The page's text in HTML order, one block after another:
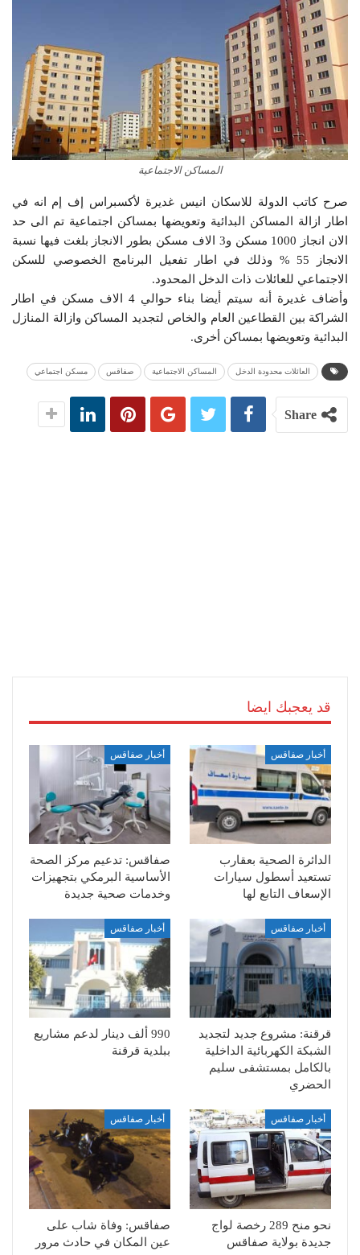
المساكن الاجتماعية
صرح كاتب الدولة للاسكان انيس غديرة لأكسبراس إف إم انه في
اطار ازالة المساكن البدائية وتعويضها بمساكن اجتماعية تم الى حد
الان انجاز 1000 مسكن و3 الاف مسكن بطور الانجاز بلغت فيها نسبة
الانجاز 55 % وذلك في اطار تفعيل البرنامج الخصوصي للسكن
الاجتماعي للعائلات ذات الدخل المحدود.
وأضاف غديرة أنه سيتم أيضا بناء حوالي 4 الاف مسكن في اطار
الشراكة بين القطاعين العام والخاص لتجديد المساكن وازالة المنازل
البدائية وتعويضها بمساكن أخرى.
العائلات محدودة الدخل المساكن الاجتماعية صفاقس مسكن اجتماعي
Share
قد يعجبك ايضا
أخبار صفاقس
الدائرة الصحية بعقارب
تستعيد أسطول سيارات
الإسعاف التابع لها
أخبار صفاقس
صفاقس: تدعيم مركز الصحة
الأساسية البرمكي بتجهيزات
وخدمات صحية جديدة
أخبار صفاقس
قرقنة: مشروع جديد لتجديد
الشبكة الكهربائية الداخلية
بالكامل بمستشفى سليم
الحضري
أخبار صفاقس
990 ألف دينار لدعم مشاريع
ببلدية قرقنة
أخبار صفاقس
نحو منح 289 رخصة لواج
جديدة بولاية صفاقس
أخبار صفاقس
صفاقس: وفاة شاب على
عين المكان في حادث مرور